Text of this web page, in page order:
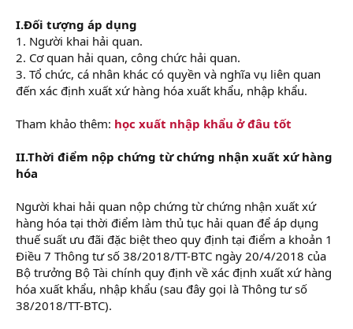
I.Đối tượng áp dụng
1. Người khai hải quan.
2. Cơ quan hải quan, công chức hải quan.
3. Tổ chức, cá nhân khác có quyền và nghĩa vụ liên quan
đến xác định xuất xứ hàng hóa xuất khẩu, nhập khẩu.
Tham khảo thêm: học xuất nhập khẩu ở đâu tốt
II.Thời điểm nộp chứng từ chứng nhận xuất xứ hàng
hóa
Người khai hải quan nộp chứng từ chứng nhận xuất xứ
hàng hóa tại thời điểm làm thủ tục hải quan để áp dụng
thuế suất ưu đãi đặc biệt theo quy định tại điểm a khoản 1
Điều 7 Thông tư số 38/2018/TT-BTC ngày 20/4/2018 của
Bộ trưởng Bộ Tài chính quy định về xác định xuất xứ hàng
hóa xuất khẩu, nhập khẩu (sau đây gọi là Thông tư số
38/2018/TT-BTC).